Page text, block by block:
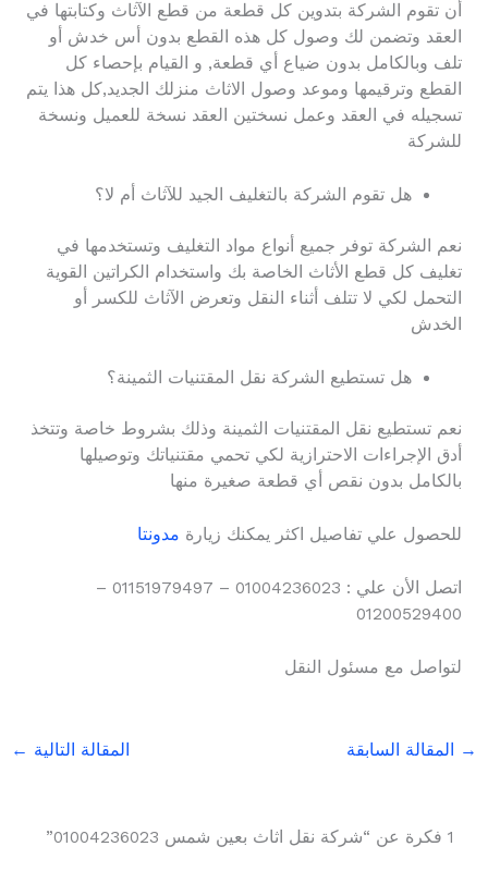
أن تقوم الشركة بتدوين كل قطعة من قطع الآثاث وكتابتها في
العقد وتضمن لك وصول كل هذه القطع بدون أس خدش أو
تلف وبالكامل بدون ضياع أي قطعة, و القيام بإحصاء كل
القطع وترقيمها وموعد وصول الاثاث منزلك الجديد,كل هذا يتم
تسجيله في العقد وعمل نسختين العقد نسخة للعميل ونسخة
للشركة
هل تقوم الشركة بالتغليف الجيد للآثاث أم لا؟
نعم الشركة توفر جميع أنواع مواد التغليف وتستخدمها في
تغليف كل قطع الأثاث الخاصة بك واستخدام الكراتين القوية
التحمل لكي لا تتلف أثناء النقل وتعرض الآثاث للكسر أو
الخدش
هل تستطيع الشركة نقل المقتنيات الثمينة؟
نعم تستطيع نقل المقتنيات الثمينة وذلك بشروط خاصة وتتخذ
أدق الإجراءات الاحترازية لكي تحمي مقتنياتك وتوصيلها
بالكامل بدون نقص أي قطعة صغيرة منها
للحصول علي تفاصيل اكثر يمكنك زيارة مدونتا
اتصل الأن علي : 01004236023 – 01151979497 –
01200529400
لتواصل مع مسئول النقل
→ المقالة السابقة المقالة التالية ←
1 فكرة عن “شركة نقل اثاث بعين شمس 01004236023”